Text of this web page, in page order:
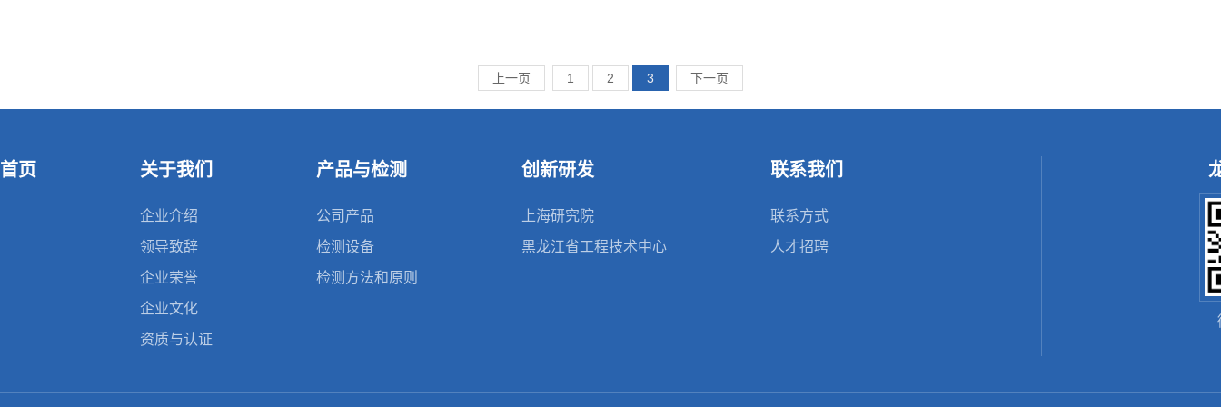
上一页 1 2 3 下一页
首页 关于我们
企业介绍
领导致辞
企业荣誉
企业文化
资质与认证
产品与检测
公司产品
检测设备
检测方法和原则
创新研发
上海研究院
黑龙江省工程技术中心
联系我们
联系方式
人才招聘